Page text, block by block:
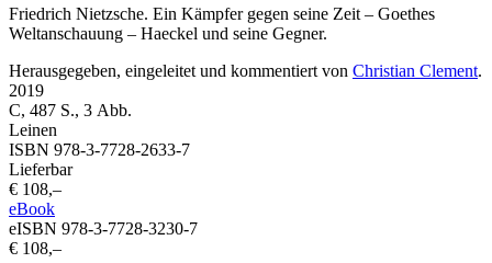
Friedrich Nietzsche. Ein Kämpfer gegen seine Zeit – Goethes
Weltanschauung – Haeckel und seine Gegner.
Herausgegeben, eingeleitet und kommentiert von Christian Clement.
2019
C, 487 S., 3 Abb.
Leinen
ISBN 978-3-7728-2633-7
Lieferbar
€ 108,–
eBook
eISBN 978-3-7728-3230-7
€ 108,–